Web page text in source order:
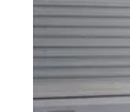
MutingaJardim Paraíso
Jardim São Pedro
Jardim TupanciMutinga
CamargosParque Imperial
do Bom JesusRecanto
ParnaíbaSilveiraTamboré
do CondeVila Engenho
Vila PortoVotupoca
Para Sua Empresa